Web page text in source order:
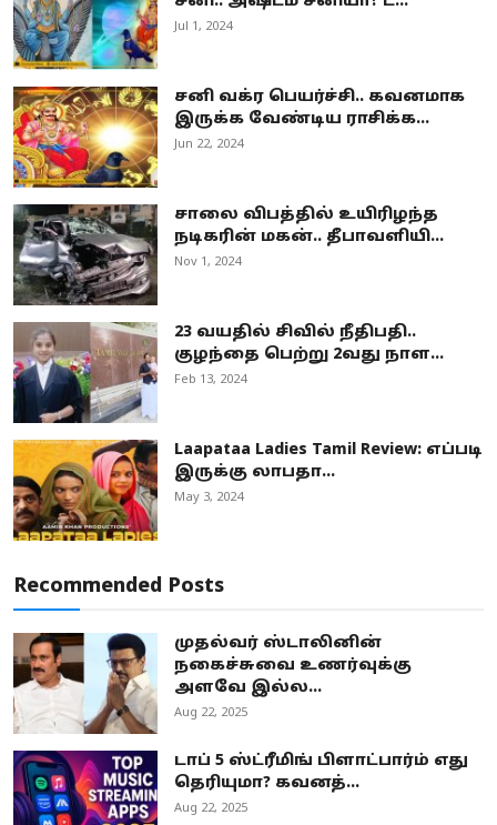
Jul 1, 2024
சனி வக்ர பெயர்ச்சி.. கவனமாக
இருக்க வேண்டிய ராசிக்க...
Jun 22, 2024
சாலை விபத்தில் உயிரிழந்த
நடிகரின் மகன்.. தீபாவளியி...
Nov 1, 2024
23 வயதில் சிவில் நீதிபதி..
குழந்தை பெற்று 2வது நாள...
Feb 13, 2024
Laapataa Ladies Tamil Review: எப்படி
இருக்கு லாபதா...
May 3, 2024
Recommended Posts
முதல்வர் ஸ்டாலினின்
நகைச்சுவை உணர்வுக்கு
அளவே இல்ல...
Aug 22, 2025
டாப் 5 ஸ்ட்ரீமிங் பிளாட்பார்ம் எது
தெரியுமா? கவனத்...
Aug 22, 2025